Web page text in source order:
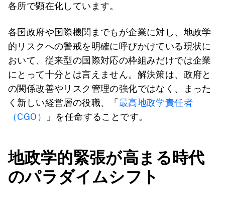
各所で顕在化しています。
各国政府や国際機関までもが企業に対し、地政学
的リスクへの警戒を明確に呼びかけている現状に
おいて、従来型の国際対応の枠組みだけでは企業
にとって十分とは言えません。解決策は、政府と
の関係改善やリスク管理の強化ではなく、まった
く新しい経営層の役職、「 最高地政学責任者
（CGO）
」を任命することです。
地政学的緊張が高まる時代
のパラダイムシフト